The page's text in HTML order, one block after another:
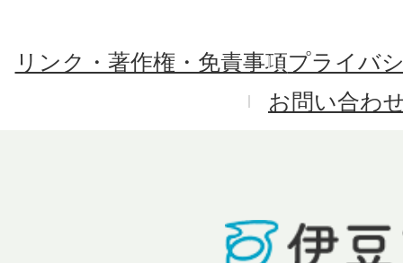
リンク・著作権・免責事項プライバ
お問い合わ